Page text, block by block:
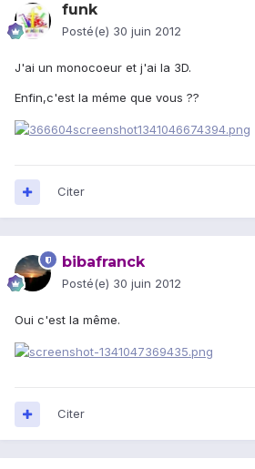
funk
Posté(e) 30 juin 2012
J'ai un monocoeur et j'ai la 3D.
Enfin,c'est la méme que vous ??
Citer
bibafranck
Posté(e) 30 juin 2012
Oui c'est la même.
Citer